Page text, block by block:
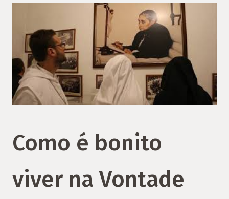
Como é bonito
viver na Vontade